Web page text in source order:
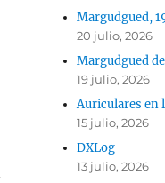
Margudgued,
20 julio, 2026
Margudgued
19 julio, 2026
Auriculares en
15 julio, 2026
DXLog
13 julio, 2026